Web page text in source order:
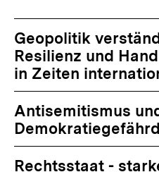
Geopolitik
Resilienz und
in Zeiten
Antisemitismus
Rechtsstaat -